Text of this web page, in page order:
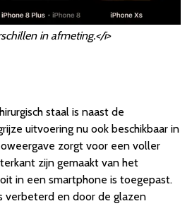
in afmeting.</i>
staal is naast de
uitvoering nu ook beschikbaar in
zorgt voor een voller
zijn gemaakt van het
in een smartphone is toegepast.
verbeterd en door de glazen